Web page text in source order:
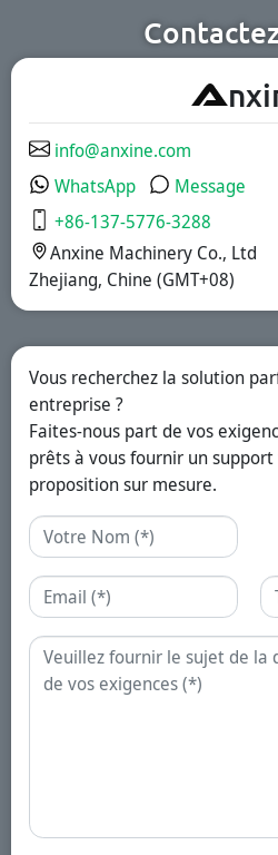
nutritionnels et
des aliments
fonctionnels.
solutions à
libération
immédiate, à
prolongée.
A
info@anxine.com
WhatsApp
Message
+86-137-5776-3288
Anxine Machinery Co., Ltd
Zhejiang, Chine (GMT+08)
Vous recherchez la solution
entreprise ?
Faites-nous part de vos
prêts à vous fournir un
proposition sur mesure.
Nom
Email
Demande